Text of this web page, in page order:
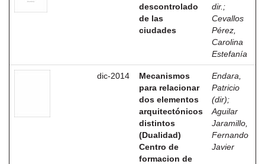
descontrolado
de las
ciudades
dir. ;
Cevallos
Pérez,
Carolina
Estefanía
dic-2014
Mecanismos
para relacionar
dos elementos
arquitectónicos
distintos
(Dualidad)
Centro de
formacion de
Endara,
Patricio
(dir);
Aguilar
Jaramillo,
Fernando
Javier